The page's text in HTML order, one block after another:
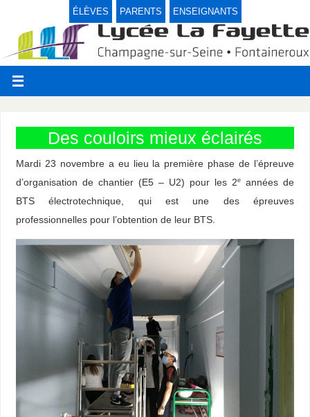
ÉLÈVES PARENTS ENSEIGNANTS
Des couloirs mieux éclairés
Mardi 23 novembre a eu lieu la première phase de l’épreuve
d’organisation de chantier (E5 – U2) pour les 2e
années de
BTS électrotechnique, qui est une des épreuves
professionnelles pour l’obtention de leur BTS.